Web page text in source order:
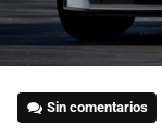
Sin comentarios